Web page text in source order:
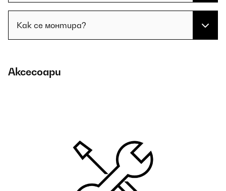
Как се монтира?
Аксесоари